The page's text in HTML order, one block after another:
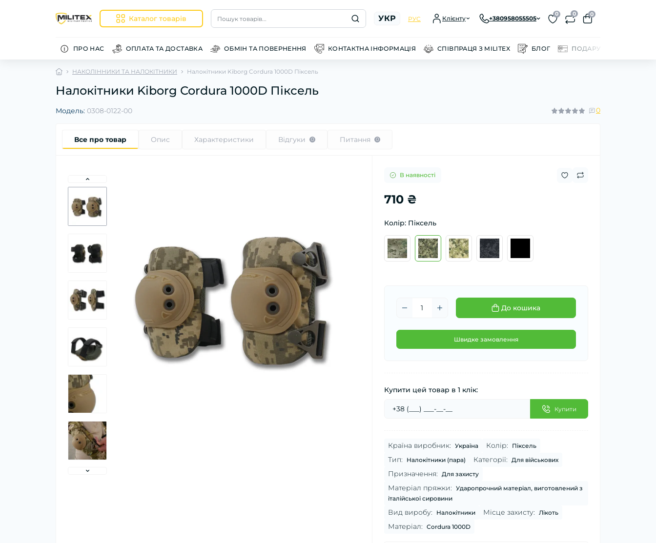
Каталог товарів Пошук товарів... УКР РУС Клієнту +380958055505
0 0 0
ПРО НАС ОПЛАТА ТА ДОСТАВКА ОБМІН ТА ПОВЕРНЕННЯ КОНТАКТНА ІНФОРМАЦІЯ СПІВПРАЦЯ З MILITEX БЛОГ ПОДАРУНКОВІ
НАКОЛІННИКИ ТА НАЛОКІТНИКИ Налокітники Kiborg Cordura 1000D Піксель
Налокітники Kiborg Cordura 1000D Піксель
Модель: 0308-0122-00 0
Все про товар Опис Характеристики Відгуки 0 Питання 0
В наявності
710 ₴
Колір: Піксель
До кошика
Швидке замовлення
Купити цей товар в 1 клік:
Купити
Країна виробник: Україна Колір: Піксель
Тип: Налокітники (пара) Категорії: Для військових
Призначення: Для захисту
Матеріал пряжки: Ударопрочний матеріал, виготовлений з
італійської сировини
Вид виробу: Налокітники Місце захисту: Лікоть
Матеріал: Cordura 1000D